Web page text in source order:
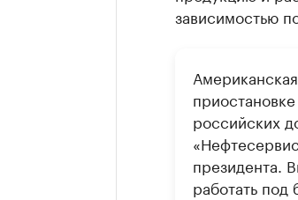
зависимостью
российских
президента.
работать